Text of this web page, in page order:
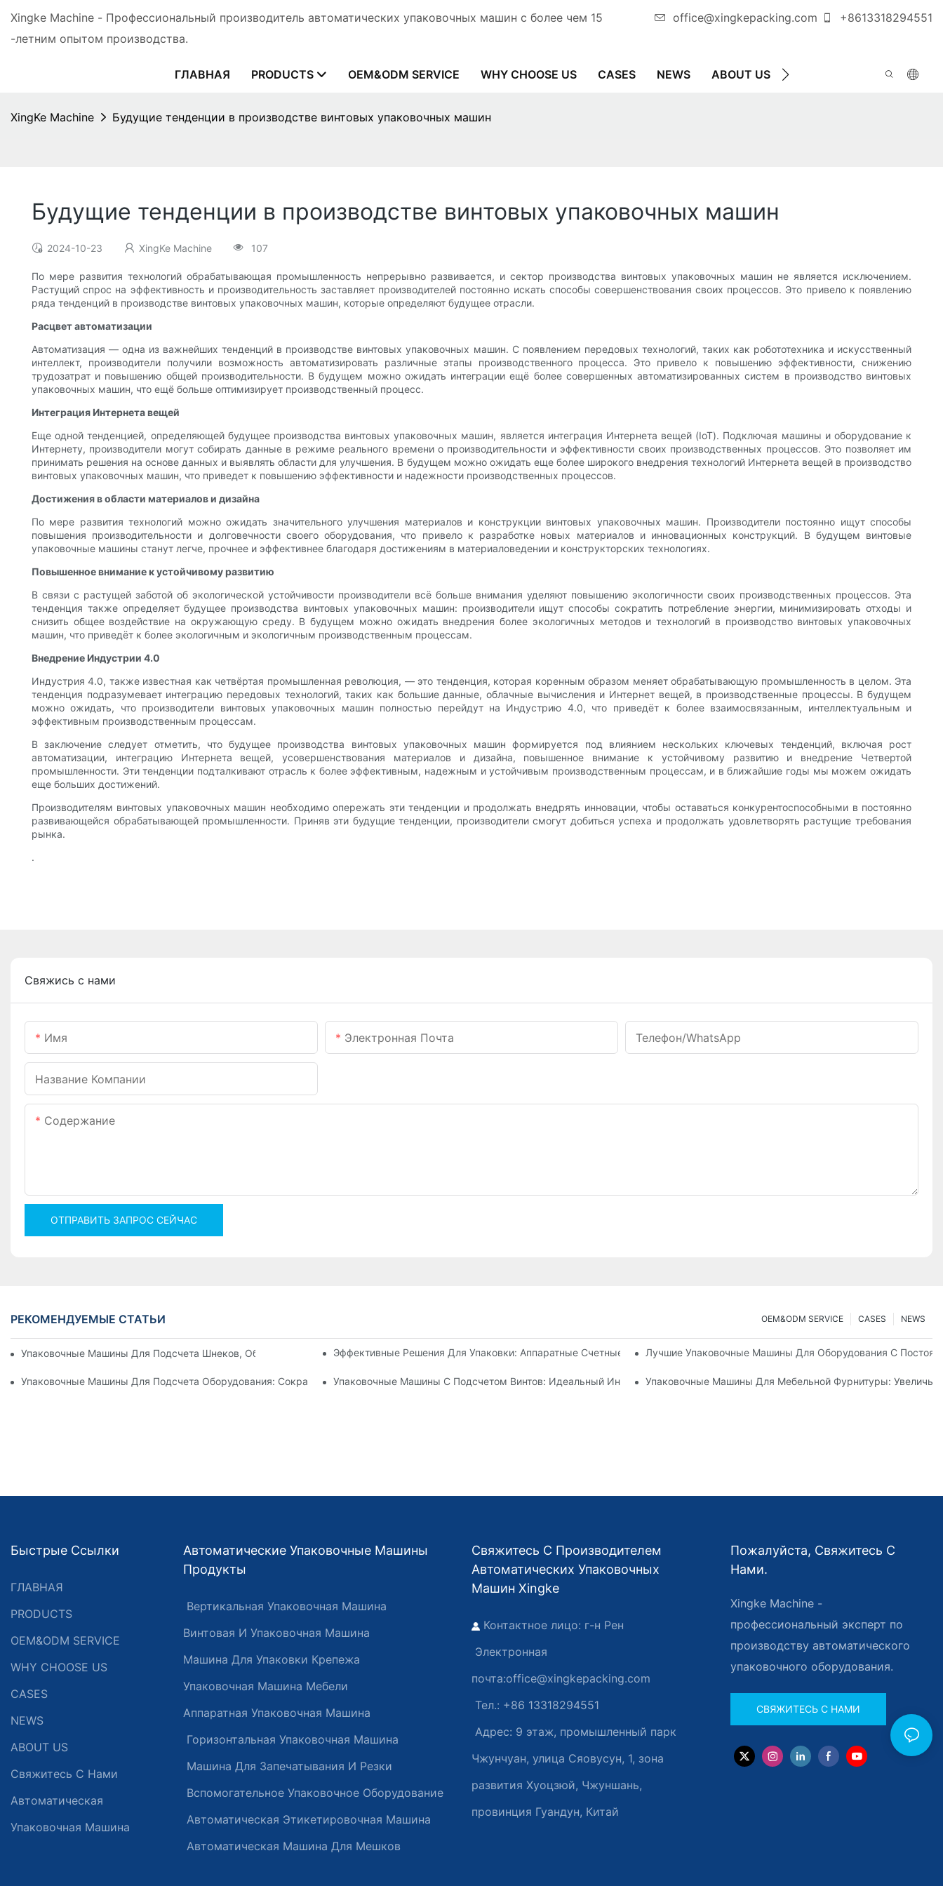
Xingke Machine - Профессиональный производитель автоматических упаковочных машин с более чем 15
-летним опытом производства.
office@xingkepacking.com +8613318294551
ГЛАВНАЯ PRODUCTS OEM&ODM SERVICE WHY CHOOSE US CASES NEWS ABOUT US СВЯЖИТЕСЬ С НАМИ
XingKe Machine
Будущие тенденции в производстве винтовых упаковочных машин
Будущие тенденции в производстве винтовых упаковочных машин
2024-10-23 XingKe Machine 107
По мере развития технологий обрабатывающая промышленность непрерывно развивается, и сектор производства винтовых упаковочных машин не является исключением.
Растущий спрос на эффективность и производительность заставляет производителей постоянно искать способы совершенствования своих процессов. Это привело к появлению
ряда тенденций в производстве винтовых упаковочных машин, которые определяют будущее отрасли.
Расцвет автоматизации
Автоматизация — одна из важнейших тенденций в производстве винтовых упаковочных машин. С появлением передовых технологий, таких как робототехника и искусственный
интеллект, производители получили возможность автоматизировать различные этапы производственного процесса. Это привело к повышению эффективности, снижению
трудозатрат и повышению общей производительности. В будущем можно ожидать интеграции ещё более совершенных автоматизированных систем в производство винтовых
упаковочных машин, что ещё больше оптимизирует производственный процесс.
Интеграция Интернета вещей
Еще одной тенденцией, определяющей будущее производства винтовых упаковочных машин, является интеграция Интернета вещей (IoT). Подключая машины и оборудование к
Интернету, производители могут собирать данные в режиме реального времени о производительности и эффективности своих производственных процессов. Это позволяет им
принимать решения на основе данных и выявлять области для улучшения. В будущем можно ожидать еще более широкого внедрения технологий Интернета вещей в производство
винтовых упаковочных машин, что приведет к повышению эффективности и надежности производственных процессов.
Достижения в области материалов и дизайна
По мере развития технологий можно ожидать значительного улучшения материалов и конструкции винтовых упаковочных машин. Производители постоянно ищут способы
повышения производительности и долговечности своего оборудования, что привело к разработке новых материалов и инновационных конструкций. В будущем винтовые
упаковочные машины станут легче, прочнее и эффективнее благодаря достижениям в материаловедении и конструкторских технологиях.
Повышенное внимание к устойчивому развитию
В связи с растущей заботой об экологической устойчивости производители всё больше внимания уделяют повышению экологичности своих производственных процессов. Эта
тенденция также определяет будущее производства винтовых упаковочных машин: производители ищут способы сократить потребление энергии, минимизировать отходы и
снизить общее воздействие на окружающую среду. В будущем можно ожидать внедрения более экологичных методов и технологий в производство винтовых упаковочных
машин, что приведёт к более экологичным и экологичным производственным процессам.
Внедрение Индустрии 4.0
Индустрия 4.0, также известная как четвёртая промышленная революция, — это тенденция, которая коренным образом меняет обрабатывающую промышленность в целом. Эта
тенденция подразумевает интеграцию передовых технологий, таких как большие данные, облачные вычисления и Интернет вещей, в производственные процессы. В будущем
можно ожидать, что производители винтовых упаковочных машин полностью перейдут на Индустрию 4.0, что приведёт к более взаимосвязанным, интеллектуальным и
эффективным производственным процессам.
В заключение следует отметить, что будущее производства винтовых упаковочных машин формируется под влиянием нескольких ключевых тенденций, включая рост
автоматизации, интеграцию Интернета вещей, усовершенствования материалов и дизайна, повышенное внимание к устойчивому развитию и внедрение Четвертой
промышленности. Эти тенденции подталкивают отрасль к более эффективным, надежным и устойчивым производственным процессам, и в ближайшие годы мы можем ожидать
еще больших достижений.
Производителям винтовых упаковочных машин необходимо опережать эти тенденции и продолжать внедрять инновации, чтобы оставаться конкурентоспособными в постоянно
развивающейся обрабатывающей промышленности. Приняв эти будущие тенденции, производители смогут добиться успеха и продолжать удовлетворять растущие требования
рынка.
.
Свяжись с нами
Имя Электронная Почта Телефон/WhatsApp
Название Компании
Содержание
ОТПРАВИТЬ ЗАПРОС СЕЙЧАС
РЕКОМЕНДУЕМЫЕ СТАТЬИ NEWS
CASES
OEM&ODM SERVICE
Упаковочные Машины Для Подсчета Шнеков, Обеспечивающие Надежные И Быстрые РезультатыЭффективные Решения Для Упаковки: Аппаратные Счетные МашиныЛучшие Упаковочные Машины Для Оборудования С
Упаковочные Машины Для Подсчета Оборудования: Сокращение Количества Ошибок И Увеличение Производительности
Упаковочные Машины С Подсчетом Винтов: Идеальный Инструмент Для Эффективной Упаковки
Упаковочные Машины Для Мебельной Фурнитуры:
Быстрые Ссылки
ГЛАВНАЯ
PRODUCTS
OEM&ODM SERVICE
WHY CHOOSE US
CASES
NEWS
ABOUT US
Свяжитесь С Нами
Автоматическая
Упаковочная Машина
Автоматические Упаковочные Машины
Продукты
Вертикальная Упаковочная Машина
Винтовая И Упаковочная Машина
Машина Для Упаковки Крепежа
Упаковочная Машина Мебели
Аппаратная Упаковочная Машина
Горизонтальная Упаковочная Машина
Машина Для Запечатывания И Резки
Вспомогательное Упаковочное Оборудование
Автоматическая Этикетировочная Машина
Автоматическая Машина Для Мешков
Свяжитесь С Производителем
Автоматических Упаковочных
Машин Xingke
Контактное лицо: г-н Рен
Электронная
почта:office@xingkepacking.com
Тел.: +86 13318294551
Адрес: 9 этаж, промышленный парк
Чжунчуан, улица Сяовусун, 1, зона
развития Хуоцзюй, Чжуншань,
провинция Гуандун, Китай
Пожалуйста, Свяжитесь С
Нами.
Xingke Machine -
профессиональный эксперт по
производству автоматического
упаковочного оборудования.
СВЯЖИТЕСЬ С НАМИ